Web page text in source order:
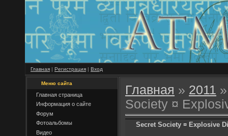
Главная | Регистрация | Вход
Меню сайта
Главная страница
Информация о сайте
Форум
Фотоальбомы
Видео
Главная » 2011 »
Society ¤
Secret Society ¤ Explosive